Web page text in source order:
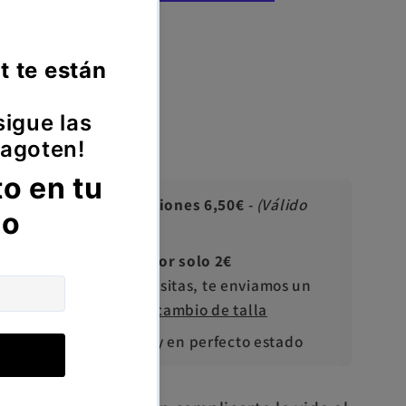
de talla 2€ · Devoluciones 6,50€ - (Válido
cambio de talla por solo 2€
Y si no lo necesitas, te enviamos un
compra.
→ Añadir cambio de talla
— producto sin usar y en perfecto estado